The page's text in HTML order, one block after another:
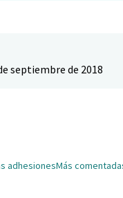
septiembre de 2018
adhesionesMás